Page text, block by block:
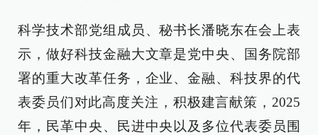
科学技术部党组成员、秘书长潘晓东在会上表
示，做好科技金融大文章是党中央、国务院部
署的重大改革任务，企业、金融、科技界的代
表委员们对此高度关注，积极建言献策，2025
年，民革中央、民进中央以及多位代表委员围